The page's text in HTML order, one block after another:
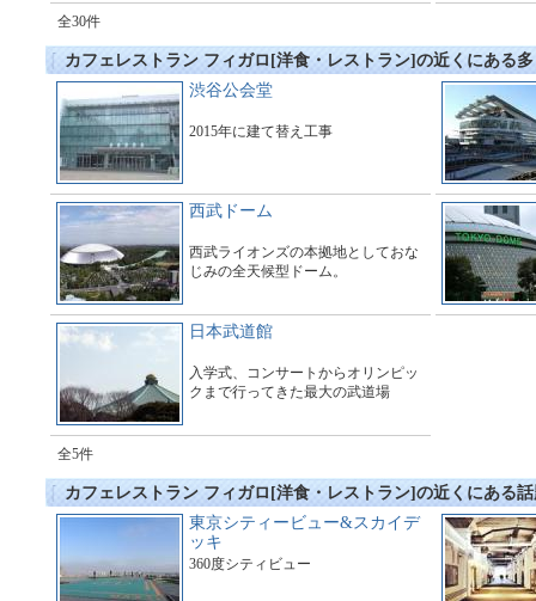
全30件
カフェレストラン フィガロ[洋食・レストラン]の近くにある
渋谷公会堂
2015年に建て替え工事
西武ドーム
西武ライオンズの本拠地としておな
じみの全天候型ドーム。
日本武道館
入学式、コンサートからオリンピッ
クまで行ってきた最大の武道場
全5件
カフェレストラン フィガロ[洋食・レストラン]の近くにある
東京シティービュー&スカイデ
ッキ
360度シティビュー